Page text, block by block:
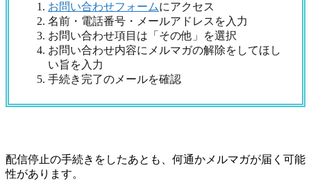
お問い合わせフォームにアクセス
名前・電話番号・メールアドレスを入力
お問い合わせ項目は「その他」を選択
お問い合わせ内容にメルマガの解除をしてほし
い旨を入力
手続き完了のメールを確認
配信停止の手続きをしたあとも、何通かメルマガが届く可能
性があります。